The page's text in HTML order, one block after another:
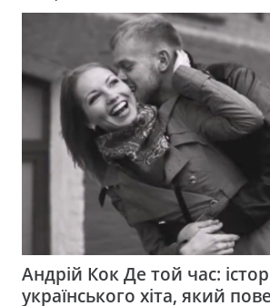
Андрій Кок Де той час:
українського хіта, який